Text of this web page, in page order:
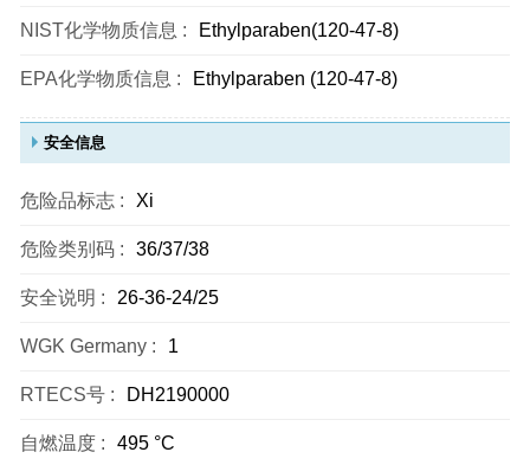
NIST化学物质信息 : Ethylparaben(120-47-8)
EPA化学物质信息 : Ethylparaben (120-47-8)
安全信息
危险品标志 : Xi
危险类别码 : 36/37/38
安全说明 : 26-36-24/25
WGK Germany : 1
RTECS号 : DH2190000
自燃温度 : 495 °C